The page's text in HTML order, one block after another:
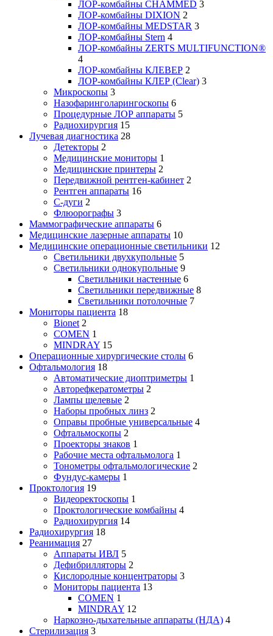
ЛОР-комбайны CHAMMED 3
ЛОР-комбайны DIXION 2
ЛОР-комбайны MEDSTAR 3
ЛОР-комбайны Stern 4
ЛОР-комбайны ZERTS MULTIFUNCTION®
4
ЛОР-комбайны КЛЕВЕР 2
ЛОР-комбайны КЛЕР (Clear) 3
Микроскопы 3
Назофаринголарингоскопы 6
Процедурные ЛОР аппараты 5
Радиохирургия 15
Лучевая диагностика 28
Детекторы 2
Медицинские мониторы 1
Медицинские принтеры 2
Передвижной рентген-кабинет 2
Рентген аппараты 16
С-дуги 2
Флюорографы 3
Маммографические аппараты 6
Медицинские лазерные аппараты 10
Медицинские операционные светильники 12
Светильники двухкупольные 5
Светильники однокупольные 9
Светильники настенные 6
Светильники передвижные 8
Светильники потолочные 7
Мониторы пациента 18
Bionet 2
COMEN 1
MINDRAY 15
Операционные хирургические столы 6
Офтальмология 18
Автоматические диоптриметры 1
Авторефкератометры 2
Лампы щелевые 2
Наборы пробных линз 2
Оправы пробные универсальные 4
Офтальмоскопы 2
Проекторы знаков 1
Рабочие места офтальмолога 1
Тонометры офтальмологические 2
Фундус-камеры 1
Проктология 19
Видеоректоскопы 1
Проктологические комбайны 4
Радиохирургия 14
Радиохирургия 18
Реанимация 27
Аппараты ИВЛ 5
Дефибрилляторы 2
Кислородные концентраторы 3
Мониторы пациента 13
COMEN 1
MINDRAY 12
Наркозно-дыхательные аппараты (НДА) 4
Стерилизация 3